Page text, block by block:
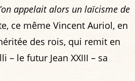
appelait alors un laïcisme de
ce même Vincent Auriol, en
des rois, qui remit en
– le futur Jean XXIII – sa